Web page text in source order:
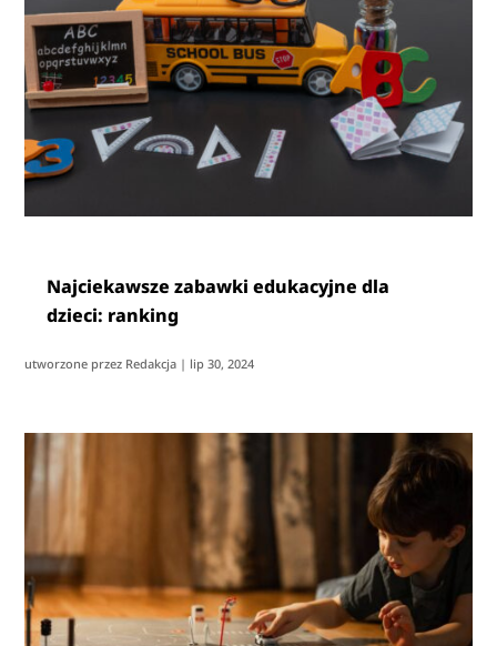
Najciekawsze zabawki edukacyjne dla
dzieci: ranking
utworzone przez Redakcja | lip 30, 2024